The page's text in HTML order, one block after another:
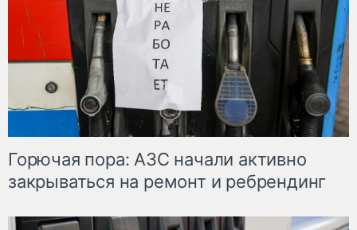
Горючая пора: АЗС начали активно
закрываться на ремонт и ребрендинг